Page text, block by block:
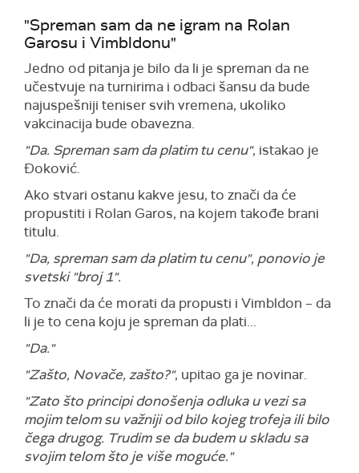
"Spreman sam da ne igram na Rolan
Garosu i Vimbldonu"
Jedno od pitanja je bilo da li je spreman da ne
učestvuje na turnirima i odbaci šansu da bude
najuspešniji teniser svih vremena, ukoliko
vakcinacija bude obavezna.
"Da. Spreman sam da platim tu cenu", istakao je
Đoković.
Ako stvari ostanu kakve jesu, to znači da će
propustiti i Rolan Garos, na kojem takođe brani
titulu.
"Da, spreman sam da platim tu cenu", ponovio je
svetski "broj 1".
To znači da će morati da propusti i Vimbldon – da
li je to cena koju je spreman da plati...
"Da."
"Zašto, Novače, zašto?", upitao ga je novinar.
"Zato što principi donošenja odluka u vezi sa
mojim telom su važniji od bilo kojeg trofeja ili bilo
čega drugog. Trudim se da budem u skladu sa
svojim telom što je više moguće."